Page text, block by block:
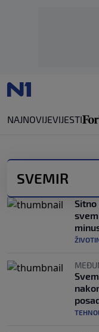
NAJNOVIJEVIJESTI
SVEMIR